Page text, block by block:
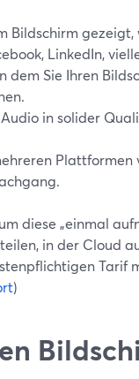
Bildschirm
LinkedIn,
dem Sie Ihren
in solider
diese „einmal
in der Cloud
Tarif
)